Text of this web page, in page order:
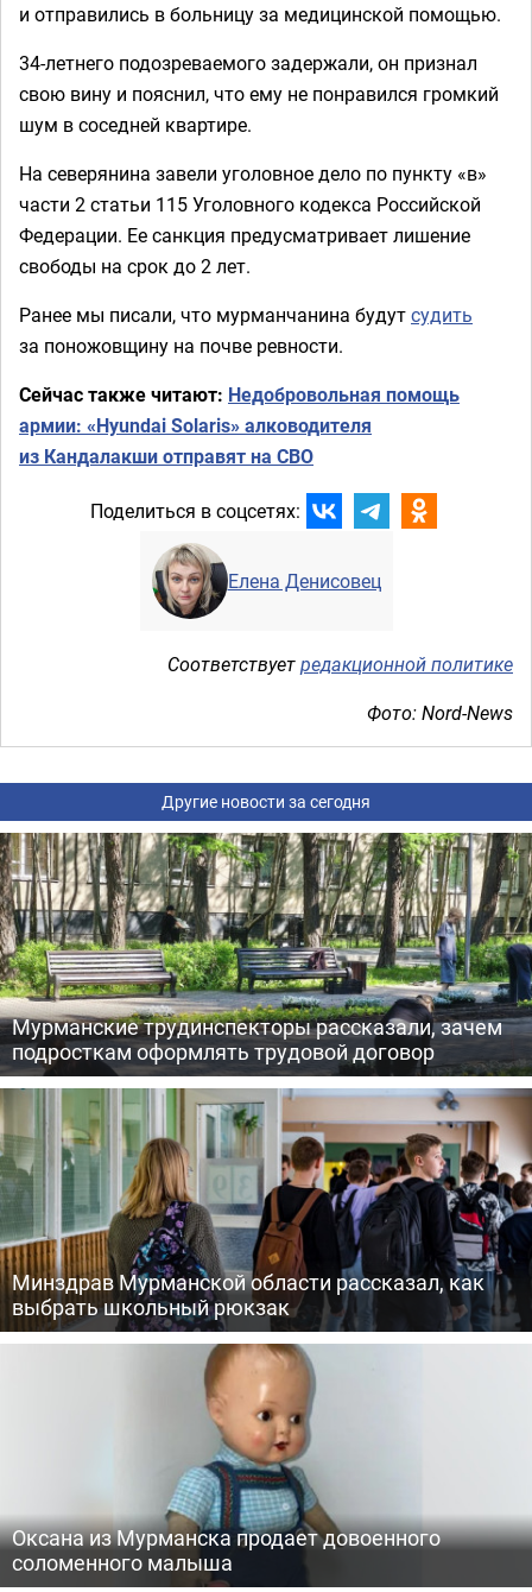
и отправились в больницу за медицинской помощью.
34-летнего подозреваемого задержали, он признал
свою вину и пояснил, что ему не понравился громкий
шум в соседней квартире.
На северянина завели уголовное дело по пункту «в»
части 2 статьи 115 Уголовного кодекса Российской
Федерации. Ее санкция предусматривает лишение
свободы на срок до 2 лет.
Ранее мы писали, что мурманчанина будутсудить
за поножовщину на почве ревности.
Сейчас также читают: Недобровольная помощь
армии: «Hyundai Solaris» алководителя
из Кандалакши отправят на СВО
Поделиться в соцсетях:
Елена Денисовец
Соответствуетредакционной политике
Фото: Nord-News
Другие новости за сегодня
Мурманские трудинспекторы рассказали, зачем
подросткам оформлять трудовой договор
Минздрав Мурманской области рассказал, как
выбрать школьный рюкзак
Оксана из Мурманска продает довоенного
соломенного малыша